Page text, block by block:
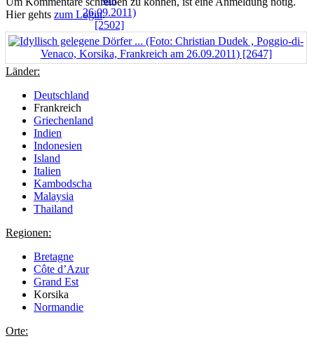
Hier gehts zum Login.
Länder:
Deutschland
Frankreich
Griechenland
Indien
Indonesien
Island
Italien
Kambodscha
Malaysia
Thailand
Regionen:
Bretagne
Côte d’Azur
Grand Est
Korsika
Normandie
Orte: